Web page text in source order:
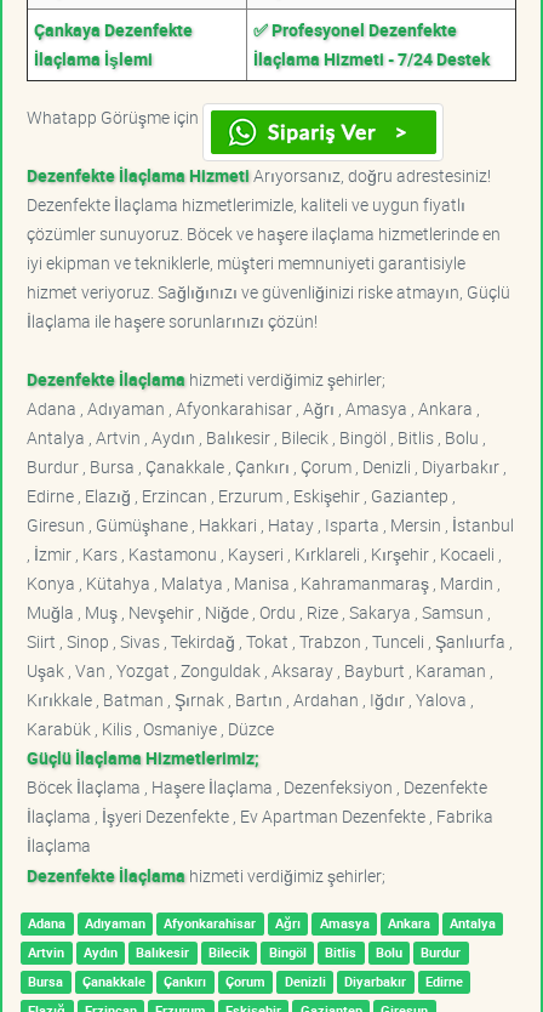
Çankaya Dezenfekte
İlaçlama İşlemi
✅ Profesyonel Dezenfekte
İlaçlama Hizmeti - 7/24 Destek
Whatapp Görüşme için
Dezenfekte İlaçlama HizmetiArıyorsanız, doğru adrestesiniz!
Dezenfekte İlaçlama hizmetlerimizle, kaliteli ve uygun fiyatlı
çözümler sunuyoruz. Böcek ve haşere ilaçlama hizmetlerinde en
iyi ekipman ve tekniklerle, müşteri memnuniyeti garantisiyle
hizmet veriyoruz. Sağlığınızı ve güvenliğinizi riske atmayın, Güçlü
İlaçlama ile haşere sorunlarınızı çözün!
Dezenfekte İlaçlama hizmeti verdiğimiz şehirler;
Adana , Adıyaman , Afyonkarahisar , Ağrı , Amasya , Ankara ,
Antalya , Artvin , Aydın , Balıkesir , Bilecik , Bingöl , Bitlis , Bolu ,
Burdur , Bursa , Çanakkale , Çankırı , Çorum , Denizli , Diyarbakır ,
Edirne , Elazığ , Erzincan , Erzurum , Eskişehir , Gaziantep ,
Giresun , Gümüşhane , Hakkari , Hatay , Isparta , Mersin , İstanbul
, İzmir , Kars , Kastamonu , Kayseri , Kırklareli , Kırşehir , Kocaeli ,
Konya , Kütahya , Malatya , Manisa , Kahramanmaraş , Mardin ,
Muğla , Muş , Nevşehir , Niğde , Ordu , Rize , Sakarya , Samsun ,
Siirt , Sinop , Sivas , Tekirdağ , Tokat , Trabzon , Tunceli , Şanlıurfa ,
Uşak , Van , Yozgat , Zonguldak , Aksaray , Bayburt , Karaman ,
Kırıkkale , Batman , Şırnak , Bartın , Ardahan , Iğdır , Yalova ,
Karabük , Kilis , Osmaniye , Düzce
Güçlü İlaçlama Hizmetlerimiz;
Böcek İlaçlama , Haşere İlaçlama , Dezenfeksiyon , Dezenfekte
İlaçlama , İşyeri Dezenfekte , Ev Apartman Dezenfekte , Fabrika
İlaçlama
Dezenfekte İlaçlama hizmeti verdiğimiz şehirler;
Adana Adıyaman Afyonkarahisar Ağrı Amasya Ankara
Antalya
Artvin
Aydın Balıkesir Bilecik Bingöl Bitlis Bolu
Burdur
Bursa
Çanakkale Çankırı Çorum Denizli Diyarbakır
Edirne